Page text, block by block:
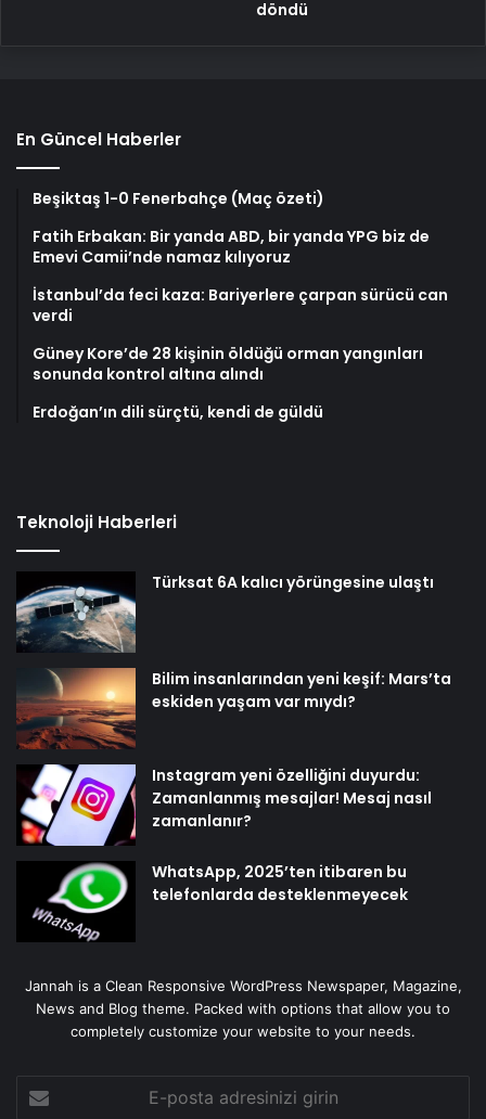
döndü
En Güncel Haberler
Beşiktaş 1-0 Fenerbahçe (Maç özeti)
Fatih Erbakan: Bir yanda ABD, bir yanda YPG biz de
Emevi Camii’nde namaz kılıyoruz
İstanbul’da feci kaza: Bariyerlere çarpan sürücü can
verdi
Güney Kore’de 28 kişinin öldüğü orman yangınları
sonunda kontrol altına alındı
Erdoğan’ın dili sürçtü, kendi de güldü
Teknoloji Haberleri
Türksat 6A kalıcı yörüngesine ulaştı
Bilim insanlarından yeni keşif: Mars’ta
eskiden yaşam var mıydı?
Instagram yeni özelliğini duyurdu:
Zamanlanmış mesajlar! Mesaj nasıl
zamanlanır?
WhatsApp, 2025’ten itibaren bu
telefonlarda desteklenmeyecek
Jannah is a Clean Responsive WordPress Newspaper, Magazine,
News and Blog theme. Packed with options that allow you to
completely customize your website to your needs.
posta